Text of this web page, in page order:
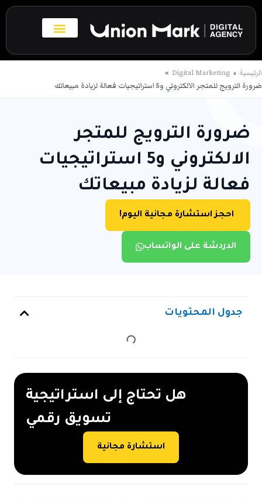
تخطي
المحتوى
الرئيسية
Digital Marketing
ضرورة الترويج للمتجر الالكتروني و5 استراتيجيات فعالة لزيادة مبيعاتك
ضرورة الترويج للمتجر
الالكتروني و5 استراتيجيات
فعالة لزيادة مبيعاتك
احجز استشارة مجانية اليوم!
الدردشة على الواتساب
جدول المحتويات
هل تحتاج إلى استراتيجية
تسويق رقمي
استشارة مجانية